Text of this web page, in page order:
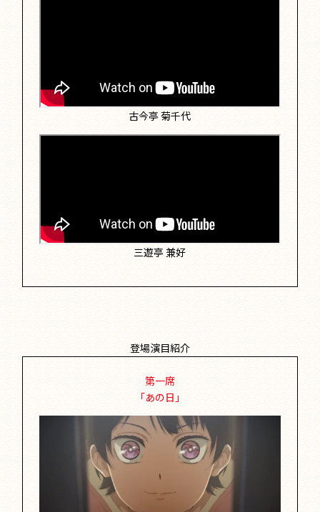
古今亭 菊千代
三遊亭 兼好
登場演目紹介
第一席
「あの日」